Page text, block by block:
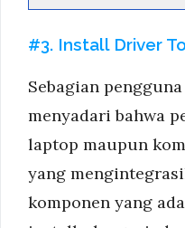
#3. Install Driver
Sebagian
menyadari bahwa
laptop maupun
yang
komponen yang